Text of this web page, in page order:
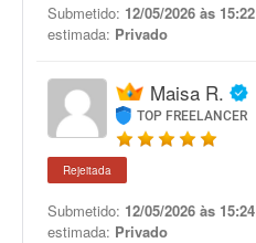
Submetido: 12/05/2026 às 15:22
estimada: Privado
Maisa R.
TOP FREELANCER
Rejeitada
Submetido: 12/05/2026 às 15:24
estimada: Privado